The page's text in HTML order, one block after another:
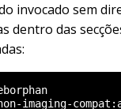
invocado sem
dentro das
imaging-